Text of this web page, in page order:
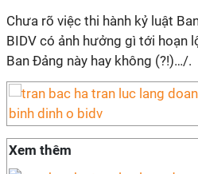
Chưa rõ việc thi hành kỷ luật
BIDV có ảnh hưởng gì tới hoạn
Ban Đảng này hay không (?!)…/.
Xem thêm